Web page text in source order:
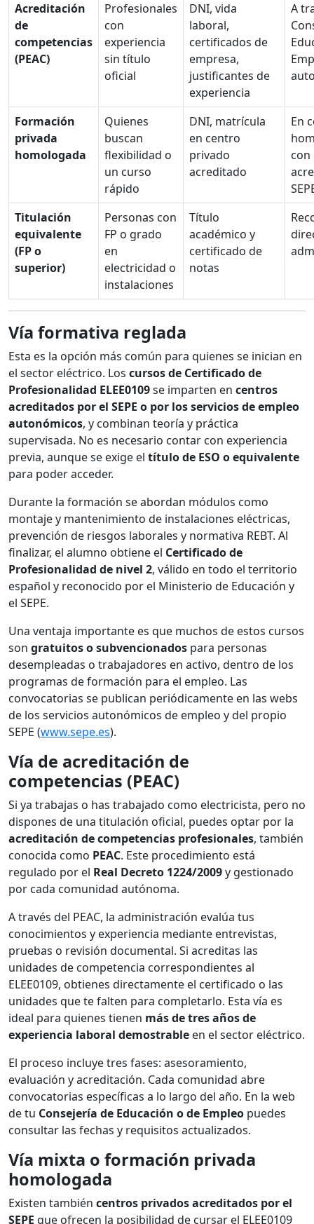
Acreditación
de
competencias
(PEAC)
Profesionales
con
experiencia
sin título
oficial
DNI, vida
laboral,
certificados de
empresa,
justificantes de
experiencia
A
Formación
privada
homologada
Quienes
buscan
flexibilidad o
un curso
rápido
DNI, matrícula
en centro
privado
acreditado
En
con
Titulación
equivalente
(FP o
superior)
Personas con
FP o grado
en
electricidad o
instalaciones
Título
académico y
certificado de
notas
Vía formativa reglada
Esta es la opción más común para quienes se inician en
el sector eléctrico. Los cursos de Certificado de
Profesionalidad ELEE0109se imparten en centros
acreditados por el SEPE o por los servicios de empleo
autonómicos, y combinan teoría y práctica
supervisada. No es necesario contar con experiencia
previa, aunque se exige el título de ESO o equivalente
para poder acceder.
Durante la formación se abordan módulos como
montaje y mantenimiento de instalaciones eléctricas,
prevención de riesgos laborales y normativa REBT. Al
finalizar, el alumno obtiene el Certificado de
Profesionalidad de nivel 2, válido en todo el territorio
español y reconocido por el Ministerio de Educación y
el SEPE.
Una ventaja importante es que muchos de estos cursos
son gratuitos o subvencionados para personas
desempleadas o trabajadores en activo, dentro de los
programas de formación para el empleo. Las
convocatorias se publican periódicamente en las webs
de los servicios autonómicos de empleo y del propio
SEPE (www.sepe.es).
Vía de acreditación de
competencias (PEAC)
Si ya trabajas o has trabajado como electricista, pero no
dispones de una titulación oficial, puedes optar por la
acreditación de competencias profesionales, también
conocida como PEAC. Este procedimiento está
regulado por el Real Decreto 1224/2009y gestionado
por cada comunidad autónoma.
A través del PEAC, la administración evalúa tus
conocimientos y experiencia mediante entrevistas,
pruebas o revisión documental. Si acreditas las
unidades de competencia correspondientes al
ELEE0109, obtienes directamente el certificado o las
unidades que te falten para completarlo. Esta vía es
ideal para quienes tienen más de tres años de
experiencia laboral demostrable en el sector eléctrico.
El proceso incluye tres fases: asesoramiento,
evaluación y acreditación. Cada comunidad abre
convocatorias específicas a lo largo del año. En la web
de tu Consejería de Educación o de Empleo puedes
consultar las fechas y requisitos actualizados.
Vía mixta o formación privada
homologada
Existen también centros privados acreditados por el
SEPE que ofrecen la posibilidad de cursar el ELEE0109